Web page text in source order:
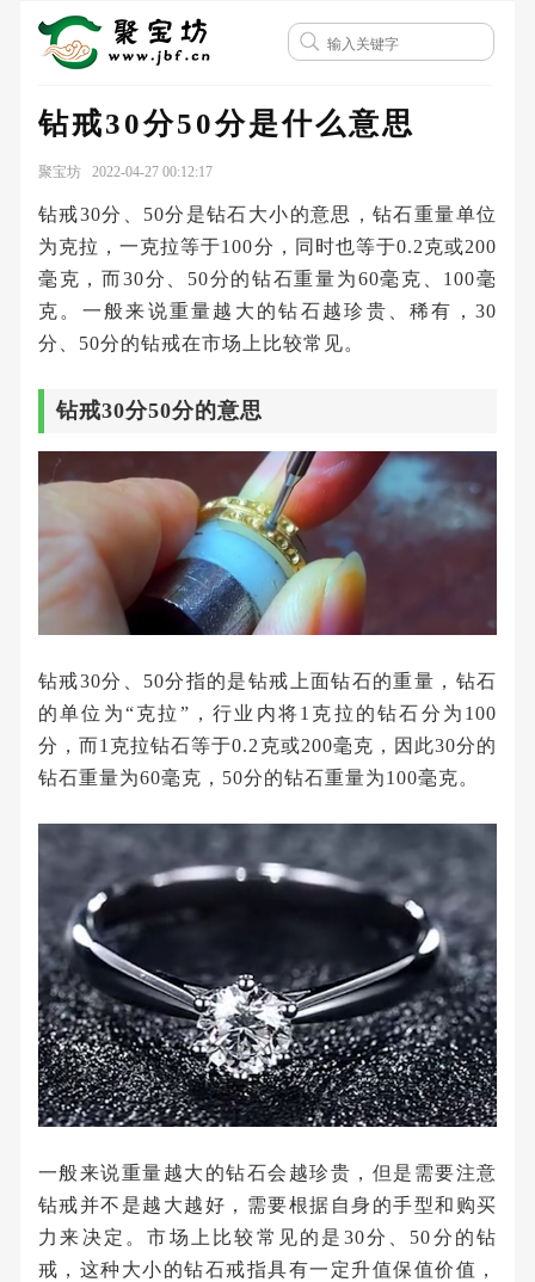
钻戒30分50分是什么意思
聚宝坊 2022-04-27 00:12:17
钻戒30分、50分是钻石大小的意思，钻石重量单位
为克拉，一克拉等于100分，同时也等于0.2克或200
毫克，而30分、50分的钻石重量为60毫克、100毫
克。一般来说重量越大的钻石越珍贵、稀有，30
分、50分的钻戒在市场上比较常见。
钻戒30分50分的意思
钻戒30分、50分指的是钻戒上面钻石的重量，钻石
的单位为“克拉”，行业内将1克拉的钻石分为100
分，而1克拉钻石等于0.2克或200毫克，因此30分的
钻石重量为60毫克，50分的钻石重量为100毫克。
一般来说重量越大的钻石会越珍贵，但是需要注意
钻戒并不是越大越好，需要根据自身的手型和购买
力来决定。市场上比较常见的是30分、50分的钻
戒，这种大小的钻石戒指具有一定升值保值价值，